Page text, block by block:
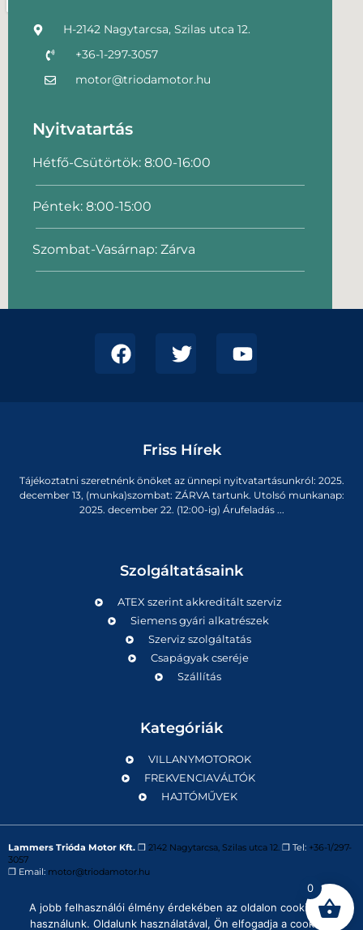
H-2142 Nagytarcsa, Szilas utca 12.
+36-1-297-3057
motor@triodamotor.hu
Nyitvatartás
Hétfő-Csütörtök: 8:00-16:00
Péntek: 8:00-15:00
Szombat-Vasárnap: Zárva
Friss Hírek
Tájékoztatni szeretnénk önöket az ünnepi nyitvatartásunkról: 2025.
december 13, (munka)szombat: ZÁRVA tartunk. Utolsó munkanap:
2025. december 22. (12:00-ig) Árufeladás ...
Szolgáltatásaink
ATEX szerint akkreditált szerviz
Siemens gyári alkatrészek
Szerviz szolgáltatás
Csapágyak cseréje
Szállítás
Kategóriák
VILLANYMOTOROK
FREKVENCIAVÁLTÓK
HAJTÓMŰVEK
Lammers Trióda Motor Kft. ❒ 2142 Nagytarcsa, Szilas utca 12. ❒ Tel: +36-1/297-
3057
❒ Email: motor@triodamotor.hu
Powered byDigit-Now Kft.
0
A jobb felhasználói élmény érdekében az oldalon cookie-kat
használunk. Oldalunk használatával, Ön elfogadja a cookie-k